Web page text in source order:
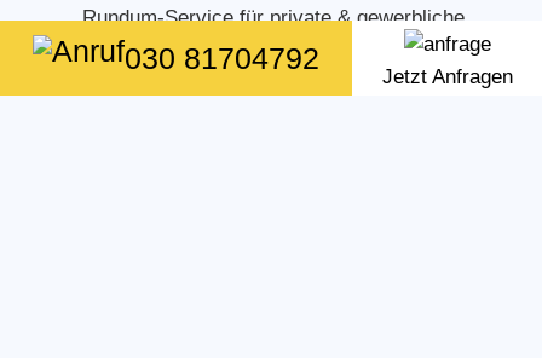
Rundum-Service für private & gewerbliche
Kunden030 81704792
Jetzt Anfragen